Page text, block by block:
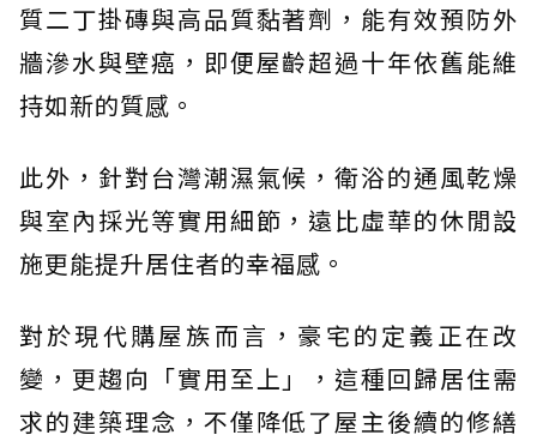
質二丁掛磚與高品質黏著劑，能有效預防外
牆滲水與壁癌，即便屋齡超過十年依舊能維
持如新的質感。
此外，針對台灣潮濕氣候，衛浴的通風乾燥
與室內採光等實用細節，遠比虛華的休閒設
施更能提升居住者的幸福感。
對於現代購屋族而言，豪宅的定義正在改
變，更趨向「實用至上」，這種回歸居住需
求的建築理念，不僅降低了屋主後續的修繕